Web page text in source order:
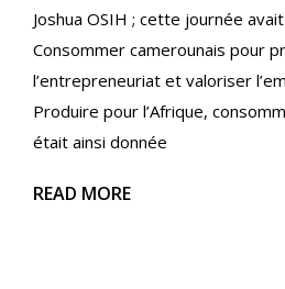
Joshua OSIH ; cette journée
Consommer camerounais pour
l’entrepreneuriat et valoriser
Produire pour l’Afrique,
était ainsi donnée
READ MORE